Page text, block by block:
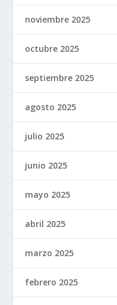
noviembre 2025
octubre 2025
septiembre 2025
agosto 2025
julio 2025
junio 2025
mayo 2025
abril 2025
marzo 2025
febrero 2025